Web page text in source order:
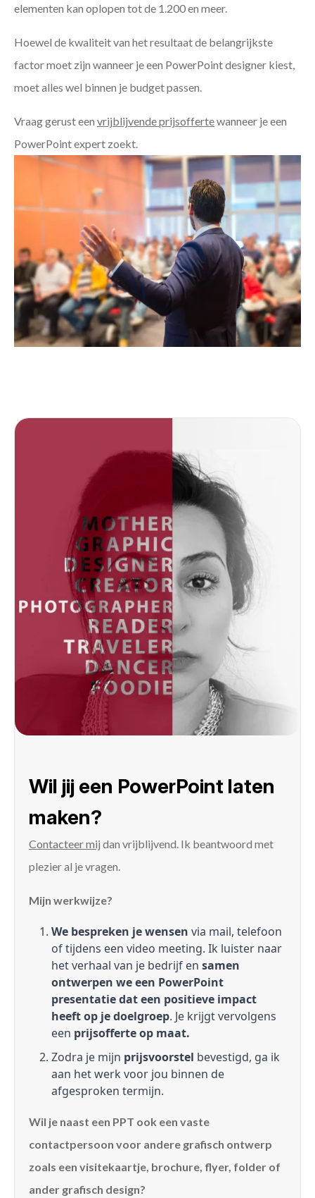
elementen kan oplopen tot de 1.200 en meer.
Hoewel de kwaliteit van het resultaat de belangrijkste
factor moet zijn wanneer je een PowerPoint designer kiest,
moet alles wel binnen je budget passen.
Vraag gerust een vrijblijvende prijsoffertewanneer je een
PowerPoint expert zoekt.
Wil jij een PowerPoint laten
maken?
Contacteer mij dan vrijblijvend. Ik beantwoord met
plezier al je vragen.
Mijn werkwijze?
We bespreken je wensen via mail, telefoon
of tijdens een video meeting. Ik luister naar
het verhaal van je bedrijf en samen
ontwerpen we een PowerPoint
presentatie dat een positieve impact
heeft op je doelgroep. Je krijgt vervolgens
een prijsofferte op maat.
Zodra je mijn prijsvoorstel bevestigd, ga ik
aan het werk voor jou binnen de
afgesproken termijn.
Wil je naast een PPT ook een vaste
contactpersoon voor andere grafisch ontwerp
zoals een visitekaartje, brochure, flyer, folder of
ander grafisch design?